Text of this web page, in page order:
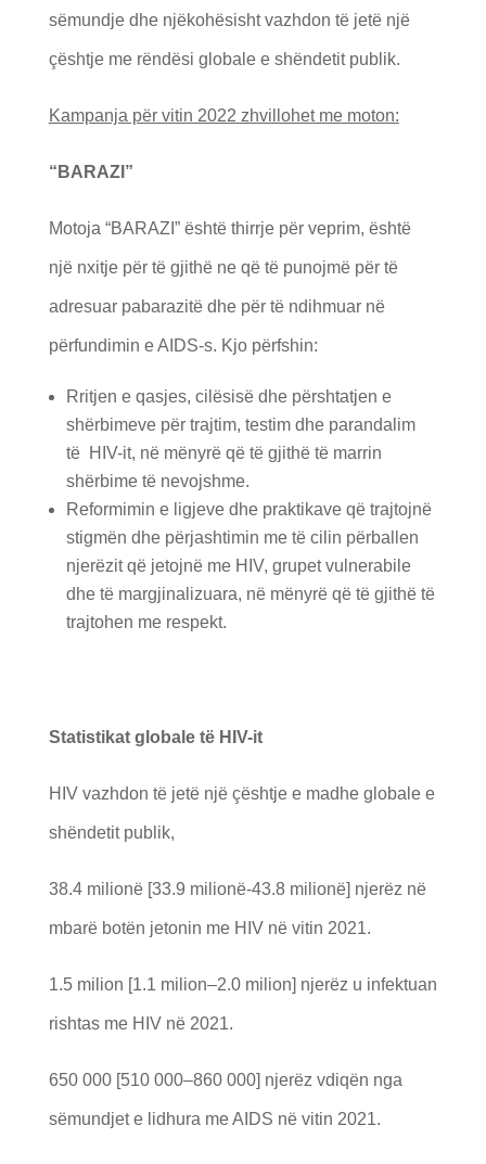
sëmundje dhe njëkohësisht vazhdon të jetë një
çështje me rëndësi globale e shëndetit publik.
Kampanja për vitin 2022 zhvillohet me moton:
“BARAZI”
Motoja “BARAZI” është thirrje për veprim, është
një nxitje për të gjithë ne që të punojmë për të
adresuar pabarazitë dhe për të ndihmuar në
përfundimin e AIDS-s. Kjo përfshin:
Rritjen e qasjes, cilësisë dhe përshtatjen e
shërbimeve për trajtim, testim dhe parandalim
të HIV-it, në mënyrë që të gjithë të marrin
shërbime të nevojshme.
Reformimin e ligjeve dhe praktikave që trajtojnë
stigmën dhe përjashtimin me të cilin përballen
njerëzit që jetojnë me HIV, grupet vulnerabile
dhe të margjinalizuara, në mënyrë që të gjithë të
trajtohen me respekt.
Statistikat globale të HIV-it
HIV vazhdon të jetë një çështje e madhe globale e
shëndetit publik,
38.4 milionë [33.9 milionë-43.8 milionë] njerëz në
mbarë botën jetonin me HIV në vitin 2021.
1.5 milion [1.1 milion–2.0 milion] njerëz u infektuan
rishtas me HIV në 2021.
650 000 [510 000–860 000] njerëz vdiqën nga
sëmundjet e lidhura me AIDS në vitin 2021.